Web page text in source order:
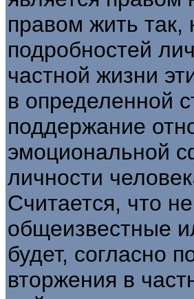
правом жить так,
подробностей
частной жизни
в определенной
поддержание
эмоциональной
личности
Считается, что
общеизвестные
будет, согласно
вторжения в